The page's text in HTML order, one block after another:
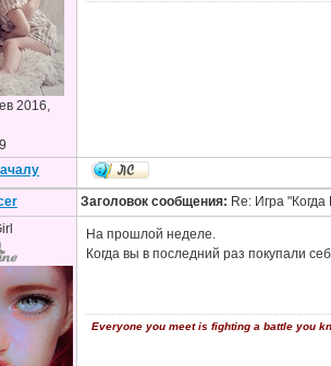
2016,
Заголовок сообщения: Re: Игра
На прошлой неделе.
Когда вы в последний раз покупали
Everyone you meet is fighting a battle you